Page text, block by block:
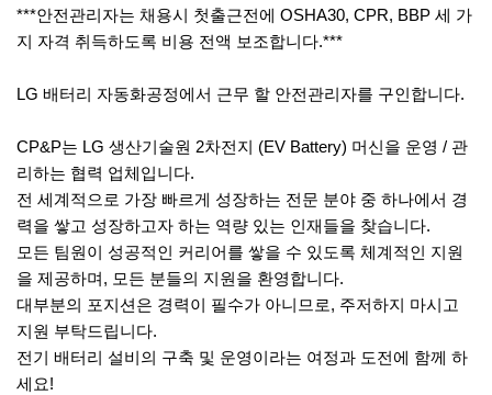
본문
***안전관리자는 채용시 첫출근전에 OSHA30, CPR, BBP 세 가
지 자격 취득하도록 비용 전액 보조합니다.***
LG 배터리 자동화공정에서 근무 할 안전관리자를 구인합니다.
CP&P는 LG 생산기술원 2차전지 (EV Battery) 머신을 운영 / 관
리하는 협력 업체입니다.
전 세계적으로 가장 빠르게 성장하는 전문 분야 중 하나에서 경
력을 쌓고 성장하고자 하는 역량 있는 인재들을 찾습니다.
모든 팀원이 성공적인 커리어를 쌓을 수 있도록 체계적인 지원
을 제공하며, 모든 분들의 지원을 환영합니다.
대부분의 포지션은 경력이 필수가 아니므로, 주저하지 마시고
지원 부탁드립니다.
전기 배터리 설비의 구축 및 운영이라는 여정과 도전에 함께 하
세요!